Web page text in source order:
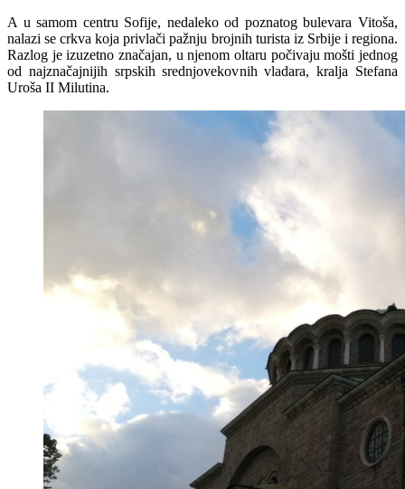
A u samom centru Sofije, nedaleko od poznatog bulevara Vitoša,
nalazi se crkva koja privlači pažnju brojnih turista iz Srbije i regiona.
Razlog je izuzetno značajan, u njenom oltaru počivaju mošti jednog
od najznačajnijih srpskih srednjovekovnih vladara, kralja Stefana
Uroša II Milutina.